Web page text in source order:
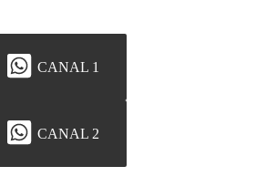
CANAL 1
CANAL 2